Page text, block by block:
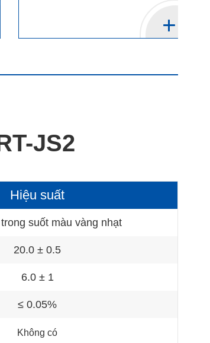
JS2
Hiệu suất
suốt màu vàng nhạt
20.0 ± 0.5
6.0 ± 1
≤ 0.05%
Không có